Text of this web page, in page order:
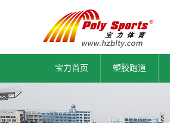
宝力首页 塑胶跑道